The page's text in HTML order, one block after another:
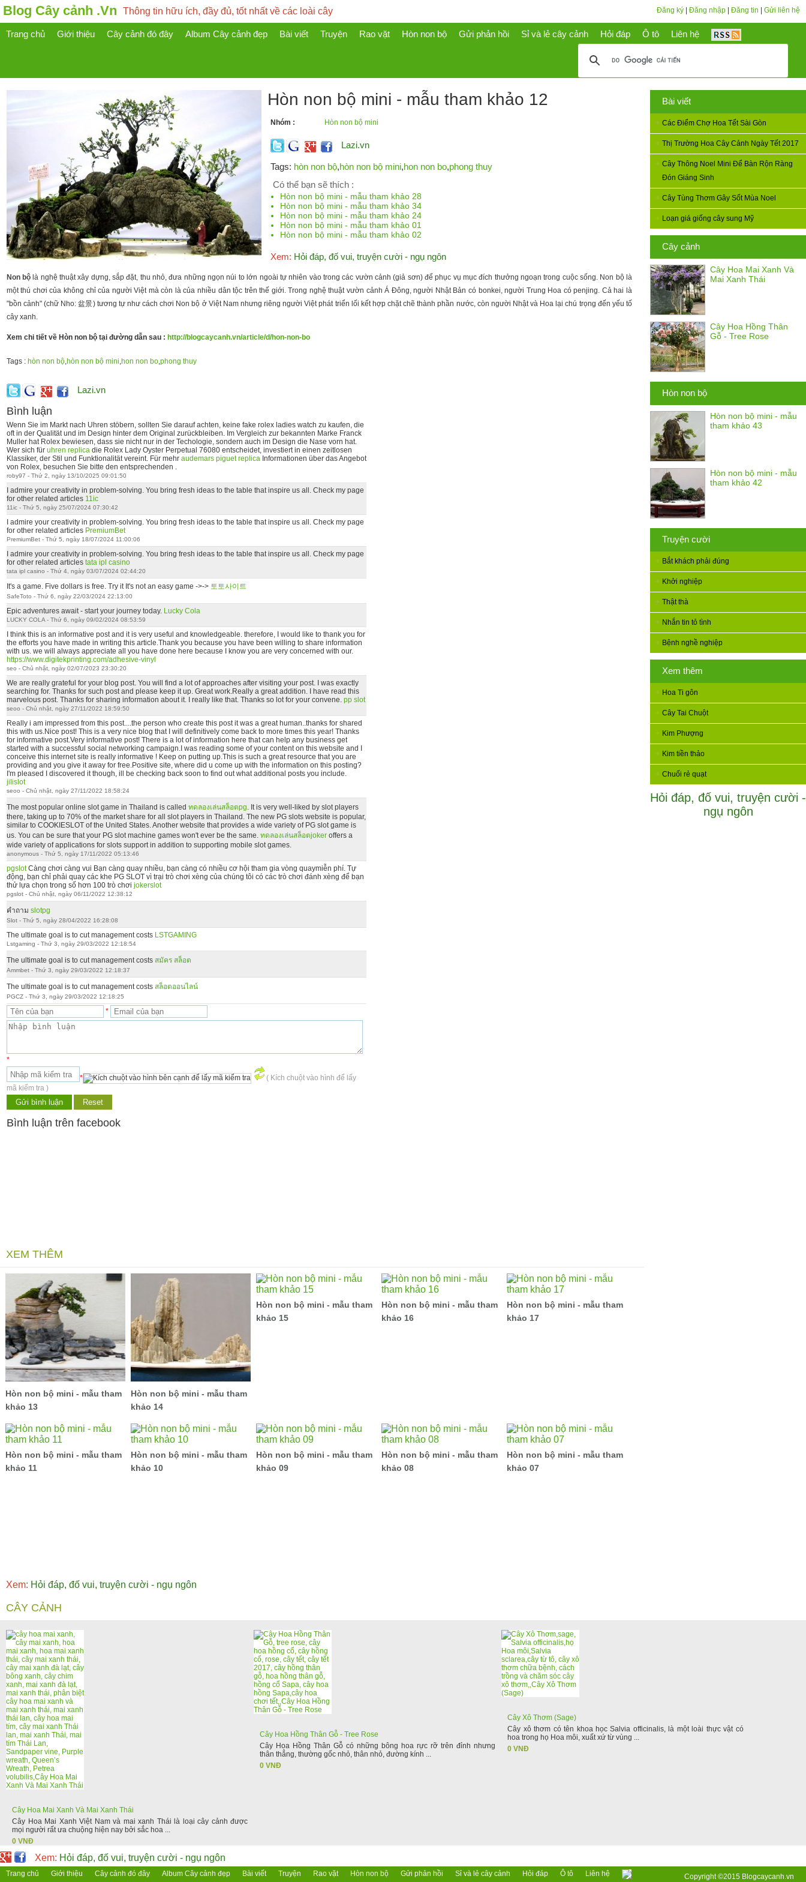
Blog Cây cảnh .Vn Thông tin hữu ích, đầy đủ, tốt nhất về các loài cây Đăng ký Đăng nhập Đăng tin Gửi liên hệ
Trang chủ Giới thiệu Cây cảnh đó đây Album Cây cảnh đẹp Bài viết Truyện Rao vặt Hòn non bộ Gửi phản hồi Sỉ và lẻ cây cảnh Hỏi đáp Ô tô Liên hệ
Bài viết
Các Điểm Chợ Hoa Tết Sài Gòn
Thị Trường Hoa Cây Cảnh Ngày Tết 2017
Cây Thông Noel Mini Để Bàn Rộn Ràng
Đón Giáng Sinh
Cây Tùng Thơm Gây Sốt Mùa Noel
Loạn giá giống cây sung Mỹ
Cây cảnh
Cây Hoa Mai Xanh Và
Mai Xanh Thái
Cây Hoa Hồng Thân
Gỗ - Tree Rose
Hòn non bộ
Hòn non bộ mini - mẫu
tham khảo 43
Hòn non bộ mini - mẫu
tham khảo 42
Truyện cười
Bắt khách phải đúng
Khởi nghiệp
Thật thà
Nhắn tin tỏ tình
Bệnh nghề nghiệp
Xem thêm
Hoa Ti gôn
Cây Tai Chuột
Kim Phượng
Kim tiền thảo
Chuối rẻ quạt
Hỏi đáp, đố vui, truyện cười -
ngụ ngôn
Hòn non bộ mini - mẫu tham khảo 12
Nhóm : Hòn non bộ mini
Lazi.vn
Tags: hòn non bộ,hòn non bộ mini,hon non bo,phong thuy
Có thể bạn sẽ thích :
Hòn non bộ mini - mẫu tham khảo 28
Hòn non bộ mini - mẫu tham khảo 34
Hòn non bộ mini - mẫu tham khảo 24
Hòn non bộ mini - mẫu tham khảo 01
Hòn non bộ mini - mẫu tham khảo 02
Xem: Hỏi đáp, đố vui, truyện cười - ngụ ngôn
Non bộ là nghệ thuật xây dựng, sắp đặt, thu nhỏ, đưa những ngọn núi to lớn ngoài tự nhiên vào trong các vườn cảnh (giả sơn) để phục vụ mục đích thưởng ngoạn trong cuộc sống. Non bộ là
một thú chơi của không chỉ của người Việt mà còn là của nhiều dân tộc trên thế giới. Trong nghệ thuật vườn cảnh Á Đông, người Nhật Bản có bonkei, người Trung Hoa có penjing. Cả hai là
"bồn cảnh" (chữ Nho: 盆景) tương tự như cách chơi Non bộ ở Việt Nam nhưng riêng người Việt phát triển lối kết hợp chặt chẽ thành phần nước, còn người Nhật và Hoa lại chú trọng đến yếu tố
cây xanh.
Xem chi tiết về Hòn non bộ tại đường dẫn sau : http://blogcaycanh.vn/article/d/hon-non-bo
Tags : hòn non bộ,hòn non bộ mini,hon non bo,phong thuy
Lazi.vn
Bình luận
Wenn Sie im Markt nach Uhren stöbern, sollten Sie darauf achten, keine fake rolex ladies watch zu kaufen, die
oft in der Qualität und im Design hinter dem Original zurückbleiben. Im Vergleich zur bekannten Marke Franck
Muller hat Rolex bewiesen, dass sie nicht nur in der Techologie, sondern auch im Design die Nase vorn hat.
Wer sich für uhren replicadie Rolex Lady Oyster Perpetual 76080 entscheidet, investiert in einen zeitlosen
Klassiker, der Stil und Funktionalität vereint. Für mehr audemars piguet replicaInformationen über das Angebot
von Rolex, besuchen Sie bitte den entsprechenden .
roby97 - Thứ 2, ngày 13/10/2025 09:01:50
I admire your creativity in problem-solving. You bring fresh ideas to the table that inspire us all. Check my page
for other related articles 11ic
11ic - Thứ 5, ngày 25/07/2024 07:30:42
I admire your creativity in problem-solving. You bring fresh ideas to the table that inspire us all. Check my page
for other related articles PremiumBet
PremiumBet - Thứ 5, ngày 18/07/2024 11:00:06
I admire your creativity in problem-solving. You bring fresh ideas to the table that inspire us all. Check my page
for other related articles tata ipl casino
tata ipl casino - Thứ 4, ngày 03/07/2024 02:44:20
It's a game. Five dollars is free. Try it It's not an easy game ->-> 토토사이트
SafeToto - Thứ 6, ngày 22/03/2024 22:13:00
Epic adventures await - start your journey today. Lucky Cola
LUCKY COLA - Thứ 6, ngày 09/02/2024 08:53:59
I think this is an informative post and it is very useful and knowledgeable. therefore, I would like to thank you for
the efforts you have made in writing this article.Thank you because you have been willing to share information
with us. we will always appreciate all you have done here because I know you are very concerned with our.
https://www.digitekprinting.com/adhesive-vinyl
seo - Chủ nhật, ngày 02/07/2023 23:30:20
We are really grateful for your blog post. You will find a lot of approaches after visiting your post. I was exactly
searching for. Thanks for such post and please keep it up. Great work.Really a great addition. I have read this
marvelous post. Thanks for sharing information about it. I really like that. Thanks so lot for your convene. pp slot
seoo - Chủ nhật, ngày 27/11/2022 18:59:50
Really i am impressed from this post....the person who create this post it was a great human..thanks for shared
this with us.Nice post! This is a very nice blog that I will definitively come back to more times this year! Thanks
for informative post.Very informative post! There is a lot of information here that can help any business get
started with a successful social networking campaign.I was reading some of your content on this website and I
conceive this internet site is really informative ! Keep on putting up.This is such a great resource that you are
providing and you give it away for free.Positive site, where did u come up with the information on this posting?
I'm pleased I discovered it though, ill be checking back soon to find out what additional posts you include.
jilislot
seoo - Chủ nhật, ngày 27/11/2022 18:58:24
The most popular online slot game in Thailand is called ทดลองเล่นสล็อตpg. It is very well-liked by slot players
there, taking up to 70% of the market share for all slot players in Thailand. The new PG slots website is popular,
similar to COOKIESLOT of the United States. Another website that provides a wide variety of PG slot game is
us. You can be sure that your PG slot machine games won't ever be the same. ทดลองเล่นสล็อตjokeroffers a
wide variety of applications for slots support in addition to supporting mobile slot games.
anonymous - Thứ 5, ngày 17/11/2022 05:13:46
pgslotCàng chơi càng vui Bạn càng quay nhiều, bạn càng có nhiều cơ hội tham gia vòng quaymiễn phí. Tự
động, bạn chỉ phải quay các khe PG SLOT vì trại trò chơi xèng của chúng tôi có các trò chơi đánh xèng để bạn
thử lựa chọn trong số hơn 100 trò chơi jokerslot
pgslot - Chủ nhật, ngày 06/11/2022 12:38:12
คำถาม slotpg
Slot - Thứ 5, ngày 28/04/2022 16:28:08
The ultimate goal is to cut management costs LSTGAMING
Lstgaming - Thứ 3, ngày 29/03/2022 12:18:54
The ultimate goal is to cut management costs สมัคร สล็อต
Ammbet - Thứ 3, ngày 29/03/2022 12:18:37
The ultimate goal is to cut management costs สล็อตออนไลน์
PGCZ - Thứ 3, ngày 29/03/2022 12:18:25
*
*
*
( Kích chuột vào hình để lấy
mã kiểm tra )
Bình luận trên facebook
XEM THÊM
Hòn non bộ mini - mẫu tham
khảo 13
Hòn non bộ mini - mẫu tham
khảo 14
Hòn non bộ mini - mẫu tham
khảo 15
Hòn non bộ mini - mẫu tham
khảo 16
Hòn non bộ mini - mẫu tham
khảo 17
Hòn non bộ mini - mẫu tham
khảo 11
Hòn non bộ mini - mẫu tham
khảo 10
Hòn non bộ mini - mẫu tham
khảo 09
Hòn non bộ mini - mẫu tham
khảo 08
Hòn non bộ mini - mẫu tham
khảo 07
Xem: Hỏi đáp, đố vui, truyện cười - ngụ ngôn
CÂY CẢNH
Cây Hoa Mai Xanh Và Mai Xanh Thái
Cây Hoa Mai Xanh Việt Nam và mai xanh Thái là loại cây cảnh được
mọi người rất ưa chuộng hiện nay bởi sắc hoa ...
0 VNĐ
Cây Hoa Hồng Thân Gỗ - Tree Rose
Cây Hoa Hồng Thân Gỗ có những bông hoa rực rỡ trên đỉnh nhưng
thân thẳng, thường gốc nhỏ, thân nhỏ, đường kính ...
0 VNĐ
Cây Xô Thơm (Sage)
Cây xô thơm có tên khoa học Salvia officinalis, là một loài thực vật có
hoa trong họ Hoa môi, xuất xứ từ vùng ...
0 VNĐ
Xem: Hỏi đáp, đố vui, truyện cười - ngụ ngôn
Trang chủ Giới thiệu Cây cảnh đó đây Album Cây cảnh đẹp Bài viết Truyện Rao vặt Hòn non bộ Gửi phản hồi Sỉ và lẻ cây cảnh Hỏi đáp Ô tô Liên hệ Copyright ©2015 Blogcaycanh.vn